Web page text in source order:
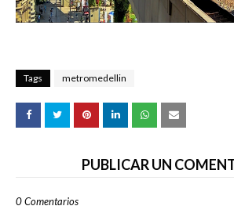
Tags metromedellin
PUBLICAR UN
0 Comentarios